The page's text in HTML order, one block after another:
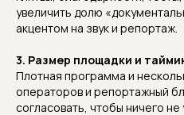
увеличить долю
акцентом на звук и репортаж.
3. Размер площадки и
Плотная программа и
операторов и репортажный
согласовать, чтобы ничего не